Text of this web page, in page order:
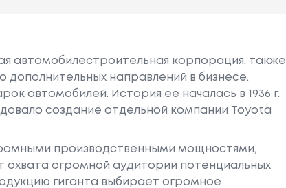
автомобилестроительная корпорация, также
направлений в бизнесе.
автомобилей. История ее началась в 1936 г.
создание отдельной компании Toyota
производственными мощностями,
охвата огромной аудитории потенциальных
гиганта выбирает огромное